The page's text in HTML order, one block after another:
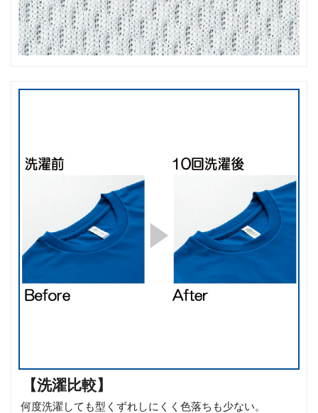
【洗濯比較】
何度洗濯しても型くずれしにくく色落ちも少ない。